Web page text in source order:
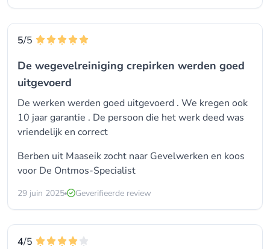
5/5
De wegevelreiniging crepirken werden goed
uitgevoerd
De werken werden goed uitgevoerd . We kregen ook
10 jaar garantie . De persoon die het werk deed was
vriendelijk en correct
Berben uit Maaseik zocht naar Gevelwerken en koos
voor De Ontmos-Specialist
29 juin 2025 Geverifieerde review
4/5